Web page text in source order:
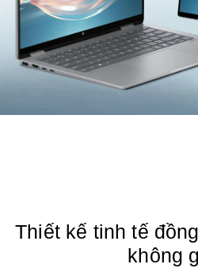
Thiết kế tinh tế
không